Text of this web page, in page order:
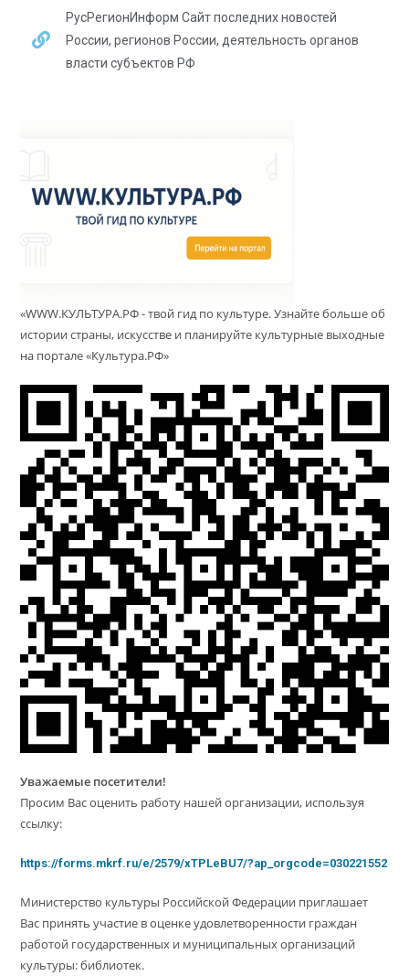
РусРегионИнформ Сайт последних новостей
России, регионов России, деятельность органов
власти субъектов РФ
«WWW.КУЛЬТУРА.РФ - твой гид по культуре. Узнайте больше об
истории страны, искусстве и планируйте культурные выходные
на портале «Культура.РФ»
Уважаемые посетители!
Просим Вас оценить работу нашей организации, используя
ссылку:
https://forms.mkrf.ru/e/2579/xTPLeBU7/?ap_orgcode=030221552
Министерство культуры Российской Федерации приглашает
Вас принять участие в оценке удовлетворенности граждан
работой государственных и муниципальных организаций
культуры: библиотек.